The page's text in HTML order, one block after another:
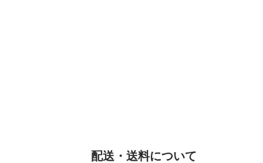
配送・送料について